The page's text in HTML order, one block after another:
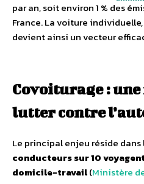
par an, soit environ 1 % des
France. La voiture
devient ainsi un vecteur
Covoiturage :
lutter contre
Le principal enjeu réside dans
conducteurs sur 10
domicile-travail(Ministère